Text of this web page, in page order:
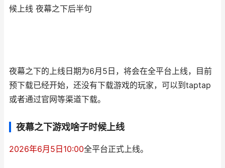
候上线 夜幕之下后半句
夜幕之下的上线日期为6月5日，将会在全平台上线，目前
预下载已经开始，还没有下载游戏的玩家，可以到taptap
或者通过官网等渠道下载。
夜幕之下游戏啥子时候上线
2026年6月5日10:00全平台正式上线。